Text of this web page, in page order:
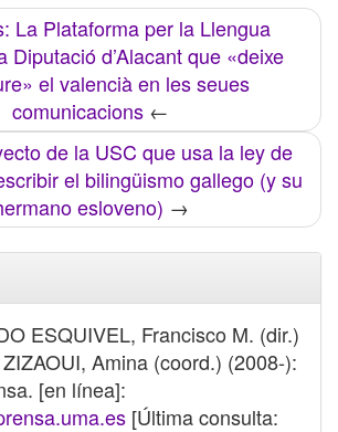
La Plataforma per la Llengua
Diputació d’Alacant que «deixe
el valencià en les seues
comunicacions ←
de la USC que usa la ley de
el bilingüismo gallego (y su
esloveno) →
ESQUIVEL, Francisco M. (dir.)
Amina (coord.) (2008-):
[en línea]:
[Última consulta: